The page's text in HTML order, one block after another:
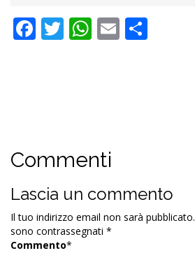
Facebook
Twitter
WhatsApp
Email
Commenti
Lascia un commento
Il tuo indirizzo email non sarà pubblicato.
sono contrassegnati *
Commento*